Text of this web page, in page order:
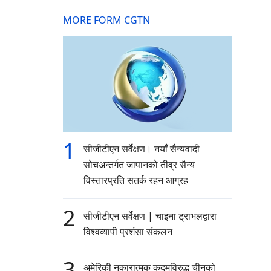
MORE FORM CGTN
1
सीजीटीएन सर्वेक्षण। नयाँ सैन्यवादी
सोचअन्तर्गत जापानको तीव्र सैन्य
विस्तारप्रति सतर्क रहन आग्रह
2
सीजीटीएन सर्वेक्षण | चाइना ट्राभलद्वारा
विश्वव्यापी प्रशंसा संकलन
अमेरिकी नकारात्मक कदमविरुद्ध चीनको